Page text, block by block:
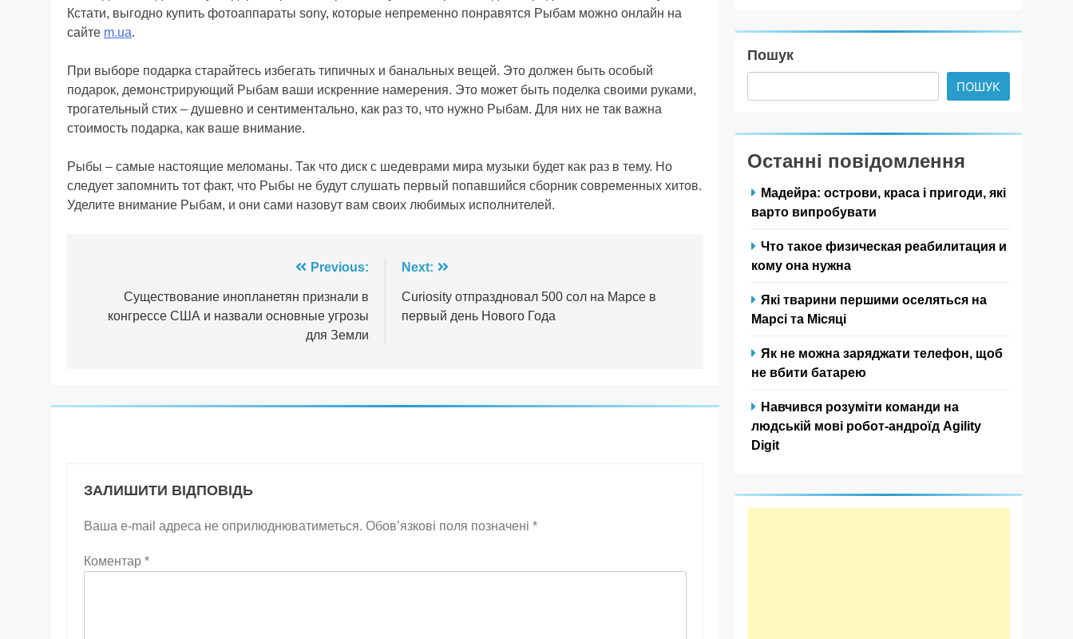
Кстати, выгодно купить фотоаппараты sony, которые непременно понравятся Рыбам можно онлайн на
сайте m.ua.
При выборе подарка старайтесь избегать типичных и банальных вещей. Это должен быть особый
подарок, демонстрирующий Рыбам ваши искренние намерения. Это может быть поделка своими руками,
трогательный стих – душевно и сентиментально, как раз то, что нужно Рыбам. Для них не так важна
стоимость подарка, как ваше внимание.
Рыбы – самые настоящие меломаны. Так что диск с шедеврами мира музыки будет как раз в тему. Но
следует запомнить тот факт, что Рыбы не будут слушать первый попавшийся сборник современных хитов.
Уделите внимание Рыбам, и они сами назовут вам своих любимых исполнителей.
записів
Previous:
Существование инопланетян признали в
конгрессе США и назвали основные угрозы
для Земли
Next:
Curiosity отпраздновал 500 сол на Марсе в
первый день Нового Года
ЗАЛИШИТИ ВІДПОВІДЬ
Ваша e-mail адреса не оприлюднюватиметься. Обов’язкові поля позначені *
Коментар *
Пошук
ПОШУК
Останні повідомлення
Мадейра: острови, краса і пригоди, які
варто випробувати
Что такое физическая реабилитация и
кому она нужна
Які тварини першими оселяться на
Марсі та Місяці
Як не можна заряджати телефон, щоб
не вбити батарею
Навчився розуміти команди на
людській мові робот-андроїд Agility
Digit